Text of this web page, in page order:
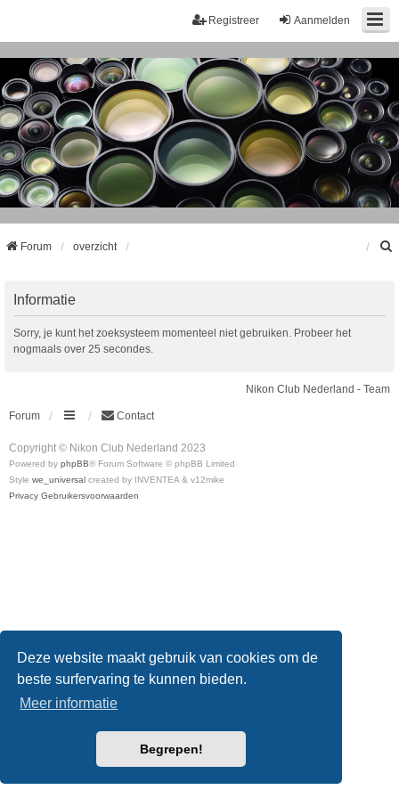
Deze website maakt gebruik van cookies om de
beste surfervaring te kunnen bieden.
Meer informatie
Begrepen!
Aanmelden
Registreer
Forum overzicht
Informatie
Sorry, je kunt het zoeksysteem momenteel niet gebruiken. Probeer het
nogmaals over 25 secondes.
Nikon Club Nederland - Team
Forum Contact
Copyright © Nikon Club Nederland 2023
Powered by phpBB® Forum Software © phpBB Limited
Style we_universal created by INVENTEA & v12mike
Privacy Gebruikersvoorwaarden